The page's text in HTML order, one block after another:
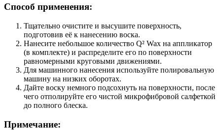
Способ применения:
Тщательно очистите и высушите поверхность,
подготовив её к нанесению воска.
Нанесите небольшое количество Q² Wax на аппликатор
(в комплекте) и распределите его по поверхности
равномерными круговыми движениями.
Для машинного нанесения используйте полировальную
машину на низких оборотах.
Дайте воску немного подсохнуть на поверхности, после
чего отполируйте его чистой микрофибровой салфеткой
до полного блеска.
Примечание: